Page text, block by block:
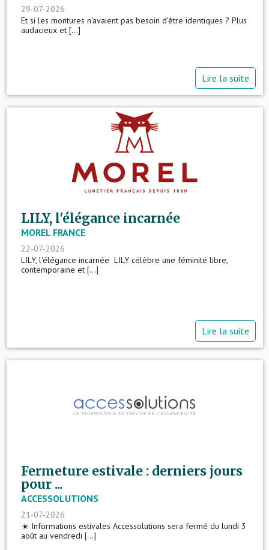
29-07-2026
Et si les montures n'avaient pas besoin d'être identiques ? Plus
audacieux et [...]
Lire la suite
LILY, l'élégance incarnée
MOREL FRANCE
22-07-2026
LILY, l'élégance incarnée LILY célèbre une féminité libre,
contemporaine et [...]
Lire la suite
Fermeture estivale : derniers jours
pour ...
ACCESSOLUTIONS
21-07-2026
☀️ Informations estivales Accessolutions sera fermé du lundi 3
août au vendredi [...]